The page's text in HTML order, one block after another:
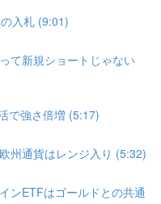
入札 (9:01)
て新規ショートじゃない
で強さ倍増 (5:17)
州通貨はレンジ入り (5:32)
ンETFはゴールドとの共通